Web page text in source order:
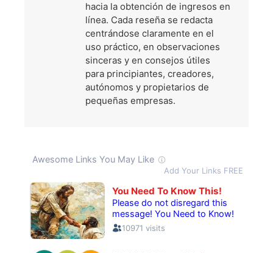
hacia la obtención de ingresos en
línea. Cada reseña se redacta
centrándose claramente en el
uso práctico, en observaciones
sinceras y en consejos útiles
para principiantes, creadores,
autónomos y propietarios de
pequeñas empresas.